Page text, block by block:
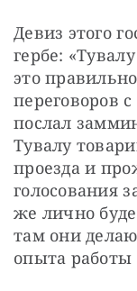
Девиз этого
гербе:
это
переговоров
послал
Тувалу
проезда и
голосования
же лично
там они
опыта работы